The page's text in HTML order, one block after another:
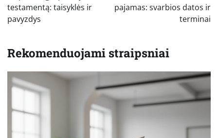
įrašų
testamentą: taisyklės ir
pavyzdys
pajamas: svarbios datos ir
terminai
Rekomenduojami straipsniai